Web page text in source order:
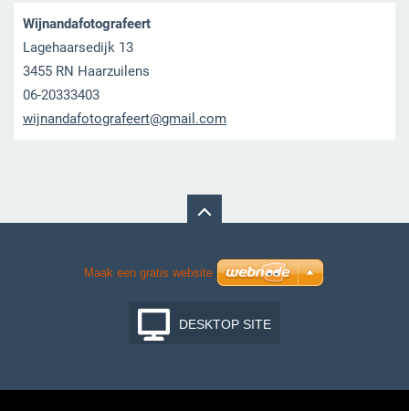
Wijnandafotografeert
Lagehaarsedijk 13
3455 RN Haarzuilens
06-20333403
wijnandafotografeert@gmail.com
Maak een gratis website
DESKTOP SITE